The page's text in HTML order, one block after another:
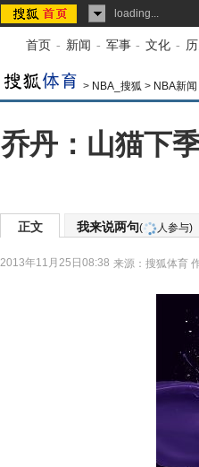
loading...
首页 - 新闻 - 军事 - 文化 -
> NBA_搜狐 > NBA新闻
乔丹：山猫下
正文 我来说两句( 人参与)
2013年11月25日08:38 来源： 搜狐体育